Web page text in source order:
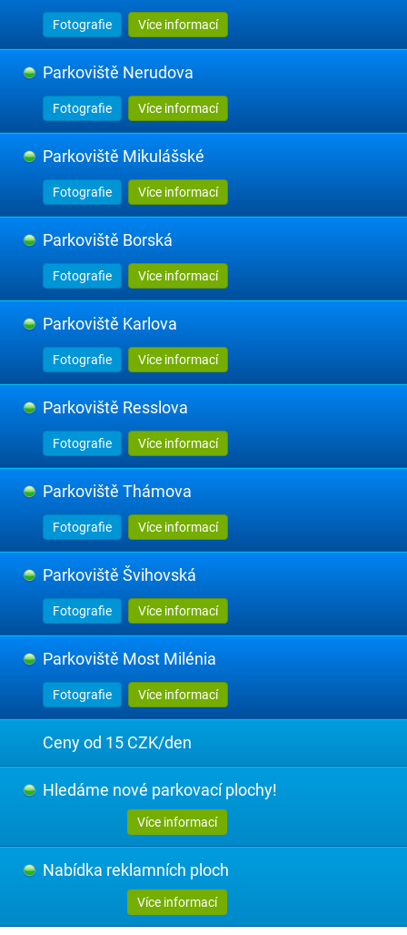
Fotografie Více informací
Parkoviště Nerudova
Fotografie Více informací
Parkoviště Mikulášské
Fotografie Více informací
Parkoviště Borská
Fotografie Více informací
Parkoviště Karlova
Fotografie Více informací
Parkoviště Resslova
Fotografie Více informací
Parkoviště Thámova
Fotografie Více informací
Parkoviště Švihovská
Fotografie Více informací
Parkoviště Most Milénia
Fotografie Více informací
Ceny od 15 CZK/den
Hledáme nové parkovací plochy!
Více informací
Nabídka reklamních ploch
Více informací